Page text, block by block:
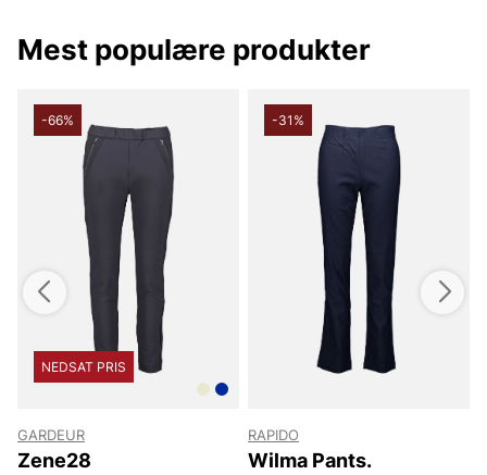
Mest populære produkter
-66%
NEDSAT PRIS
GARDEUR
Zene28
-31%
RAPIDO
Wilma Pants.